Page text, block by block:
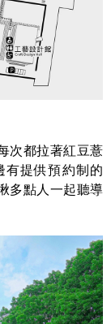
次都拉著紅豆薏
有提供預約制的
多點人一起聽導